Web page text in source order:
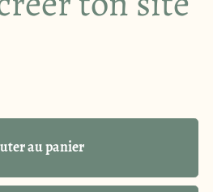
au panier